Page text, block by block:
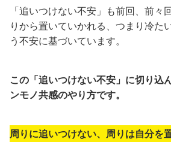
「追いつけない不安」も前回、前々
りから置いていかれる、つまり冷た
う不安に基づいています。
この「追いつけない不安」に切り込
ンモノ共感のやり方です。
周りに追いつけない、周りは自分を